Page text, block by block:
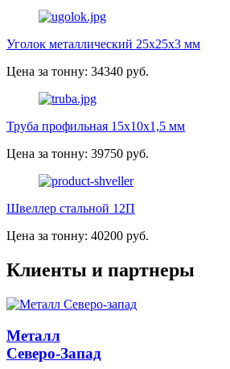
Уголок металлический 25х25х3 мм
Цена за тонну: 34340 руб.
Труба профильная 15х10х1,5 мм
Цена за тонну: 39750 руб.
Швеллер стальной 12П
Цена за тонну: 40200 руб.
Клиенты и партнеры
Металл
Северо-Запад